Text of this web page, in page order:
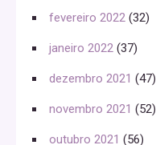
fevereiro 2022 (32)
janeiro 2022 (37)
dezembro 2021 (47)
novembro 2021 (52)
outubro 2021 (56)